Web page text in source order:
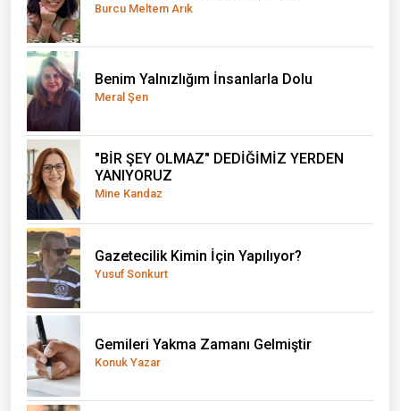
Burcu Meltem Arık
Benim Yalnızlığım İnsanlarla Dolu
Meral Şen
"BİR ŞEY OLMAZ" DEDİĞİMİZ YERDEN
YANIYORUZ
Mine Kandaz
Gazetecilik Kimin İçin Yapılıyor?
Yusuf Sonkurt
Gemileri Yakma Zamanı Gelmiştir
Konuk Yazar